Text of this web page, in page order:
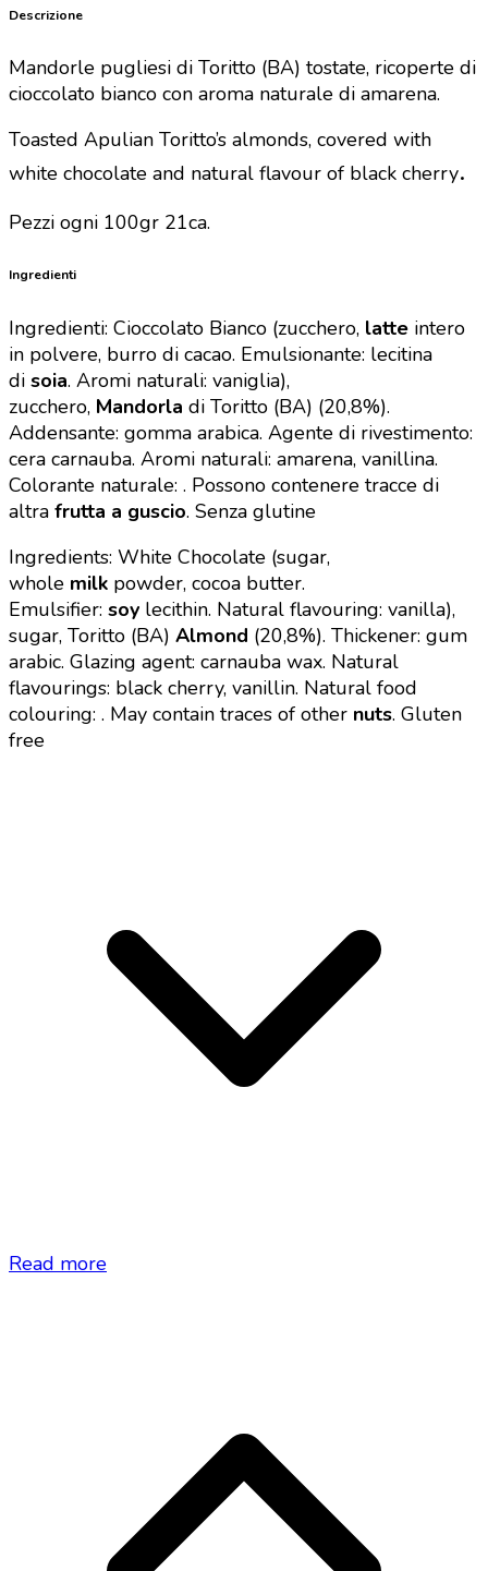
Descrizione
Mandorle pugliesi di Toritto (BA) tostate, ricoperte di
cioccolato bianco con aroma naturale di amarena.
Toasted Apulian Toritto’s almonds, covered with
white chocolate and natural flavour of black cherry.
Pezzi ogni 100gr 21ca.
Ingredienti
Ingredienti: Cioccolato Bianco (zucchero, latte intero
in polvere, burro di cacao. Emulsionante: lecitina
di soia. Aromi naturali: vaniglia),
zucchero, Mandorla di Toritto (BA) (20,8%).
Addensante: gomma arabica. Agente di rivestimento:
cera carnauba. Aromi naturali: amarena, vanillina.
Colorante naturale: . Possono contenere tracce di
altra frutta a guscio. Senza glutine
Ingredients: White Chocolate (sugar,
whole milk powder, cocoa butter.
Emulsifier: soy lecithin. Natural flavouring: vanilla),
sugar, Toritto (BA) Almond (20,8%). Thickener: gum
arabic. Glazing agent: carnauba wax. Natural
flavourings: black cherry, vanillin. Natural food
colouring: . May contain traces of other nuts. Gluten
free
Read more